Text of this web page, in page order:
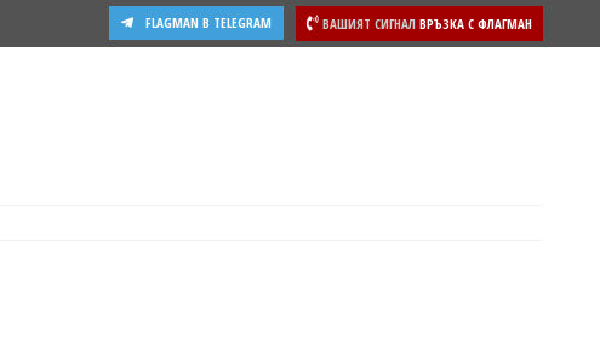
ВАШИЯТ СИГНАЛ ВРЪЗКА С ФЛАГМАН
FLAGMAN В TELEGRAM